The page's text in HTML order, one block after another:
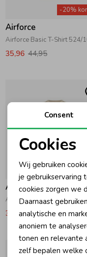
-20%
Airforce
35,96 44,95
-20%
Airforce
35,96 44,95
Noodzakelijke
Personalisatie
Analytische
Marketing
Consent
Cookies
Wij gebruiken
je gebruikservaring
cookies zorgen we
Daarnaast
analytische en
anoniem te
tonen en relevante
zelf bepalen welke